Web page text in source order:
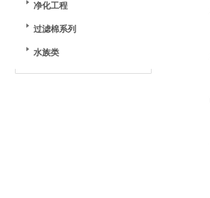
净化工程
过滤棉系列
水族类